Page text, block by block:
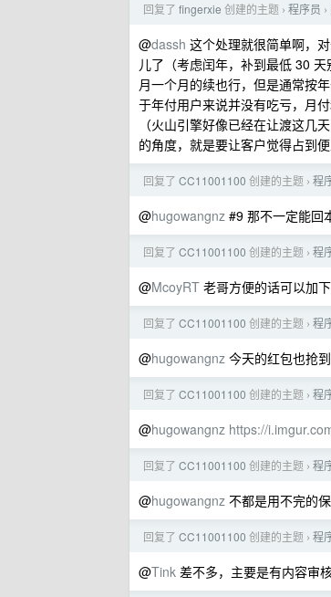
回复了 fingerxie 创建的主题 › 程序员 ›
@dassh 这个处理就很简单啊，
儿了（考虑闰年，补到最低 30
月一个月的续也行，但是通常按
于年付用户来说并没有吃亏，月
（火山引擎好像已经在让渡这几
的角度，就是要让客户觉得占到
回复了 CC11001100 创建的主题 › 程
@hugowangnz #9 那不一定能回
回复了 CC11001100 创建的主题 › 程
@McoyRT 老哥方便的话可以加
回复了 CC11001100 创建的主题 › 程
@hugowangnz 今天的红包也抢
回复了 CC11001100 创建的主题 › 程
@hugowangnz https://
回复了 CC11001100 创建的主题 › 程
@hugowangnz 不都是用不完的
回复了 CC11001100 创建的主题 › 程
@Tink 差不多，主要是有内容审